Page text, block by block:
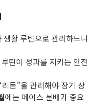
생활 루틴으로 관리하느
틴이 성과를 지키는 안
듬”을 관리해야 장기 상
에는 페이스 분배가 중요